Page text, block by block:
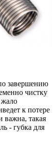
завершению
чистку
жало
к потере
важна, такая
- губка для